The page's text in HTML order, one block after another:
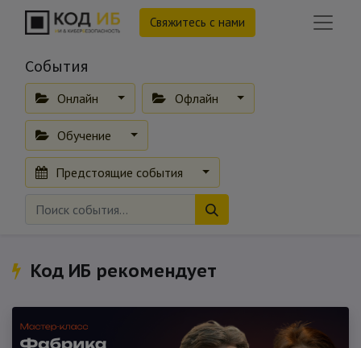
Свяжитесь с нами
События
Онлайн Офлайн
Обучение
Предстоящие события
Код ИБ рекомендует